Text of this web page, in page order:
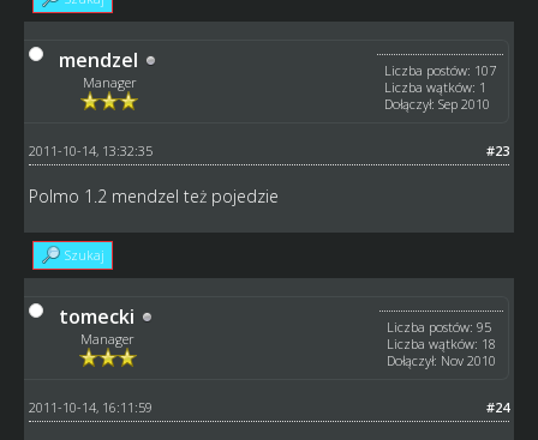
mendzel
Manager
Liczba postów: 107
Liczba wątków: 1
Dołączył: Sep 2010
#23
2011-10-14, 13:32:35
Polmo 1.2 mendzel też pojedzie
Szukaj
tomecki
Manager
Liczba postów: 95
Liczba wątków: 18
Dołączył: Nov 2010
#24
2011-10-14, 16:11:59